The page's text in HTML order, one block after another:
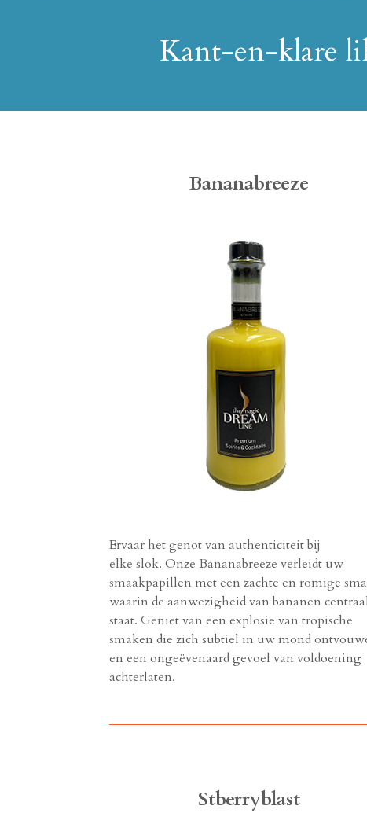
Kant-en-klare
Bananabreeze
Ervaar het genot van authenticiteit bij
elke slok. Onze Bananabreeze verleidt uw
smaakpapillen met een zachte en romige
waarin de aanwezigheid van bananen
staat. Geniet van een explosie van tropische
smaken die zich subtiel in uw mond
en een ongeëvenaard gevoel van voldoening
achterlaten.
Stberryblast